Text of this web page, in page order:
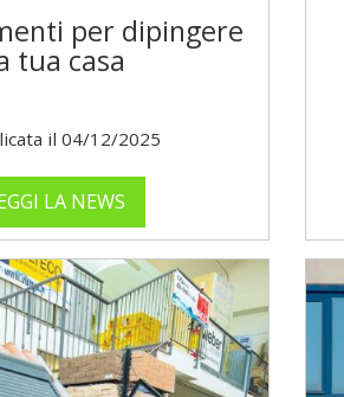
per dipingere
tua casa
il 04/12/2025
LA NEWS